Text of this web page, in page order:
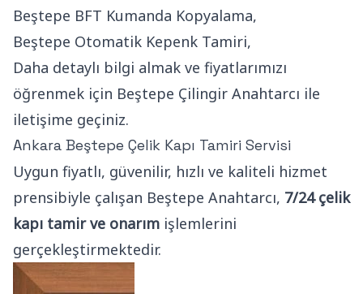
Beştepe BFT Kumanda Kopyalama,
Beştepe Otomatik Kepenk Tamiri,
Daha detaylı bilgi almak ve fiyatlarımızı
öğrenmek için Beştepe Çilingir Anahtarcı ile
iletişime geçiniz.
Ankara Beştepe Çelik Kapı Tamiri Servisi
Uygun fiyatlı, güvenilir, hızlı ve kaliteli hizmet
prensibiyle çalışan Beştepe Anahtarcı, 7/24 çelik
kapı tamir ve onarım işlemlerini
gerçekleştirmektedir.